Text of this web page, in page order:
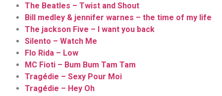
The Beatles – Twist and Shout
Bill medley & jennifer warnes – the time of my life
The jackson Five – I want you back
Silento – Watch Me
Flo Rida – Low
MC Fioti – Bum Bum Tam Tam
Tragédie – Sexy Pour Moi
Tragédie – Hey Oh